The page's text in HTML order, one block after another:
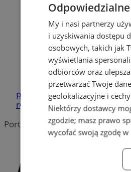
policja BezpieczeństwoZUS
reklama
Portal należy do sieci
My i nasi partnerzy
i uzyskiwania dostępu
osobowych, takich jak
wyświetlania
odbiorców oraz
przetwarzać Twoje
geolokalizacyjne i
Niektórzy dostawcy
zgodzie; masz prawo
wycofać swoją zgodę w